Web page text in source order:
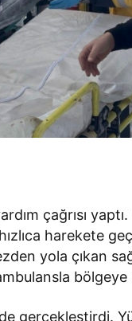
çağrısı
harekete
yola çıkan
bölgeye
gerçekleştirdi.